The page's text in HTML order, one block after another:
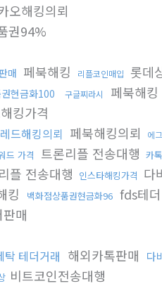
오해킹의뢰
권94%
매 페북해킹 리플코인매입 롯데
현금화100 구글찌라시 페북해킹
킹가격
드해킹의뢰 페북해킹의뢰 에
드 가격 트론리플 전송대행 카
플 전송대행 인스타해킹가격 다
킹 백화점상품권현금화96 fds테더
매
탁 테더거래 해외카톡판매 다
비트코인전송대행